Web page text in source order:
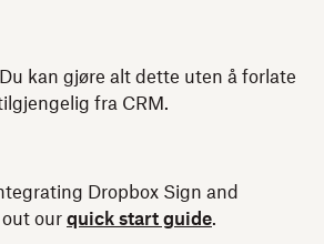
kan gjøre alt dette uten å forlate
fra CRM.
Dropbox Sign and
our quick start guide.